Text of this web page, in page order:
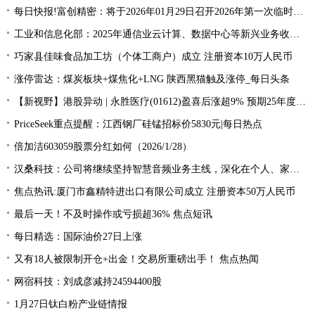
每日快报!富创精密：将于2026年01月29日召开2026年第一次临时股东大会
工业和信息化部：2025年通信业云计算、数据中心等新兴业务收入同比增长4.7%
巧家县佳味食品加工坊（个体工商户）成立 注册资本10万人民币
涨停雷达：煤炭板块+煤焦化+LNG 陕西黑猫触及涨停_每日头条
【新视野】港股异动 | 永胜医疗(01612)盈喜后涨超9% 预期25年度股东应占综合溢利不少于1亿港元
PriceSeek重点提醒：江西钢厂硅锰招标价5830元|每日热点
倍加洁603059股票分红如何（2026/1/28）
汉桑科技：公司将继续坚持智慧音频业务主线，深化在个人、家用、商用、车载等场景的业务拓展和价值创造
焦点热讯:厦门市鑫精特进出口有限公司成立 注册资本50万人民币
最后一天！不及时操作或亏损超36% 焦点短讯
每日精选：国际油价27日上涨
又有18人被限制开仓+出金！交易所重磅出手！ 焦点热闻
网宿科技：刘成彦减持24594400股
1月27日钛白粉产业链情报